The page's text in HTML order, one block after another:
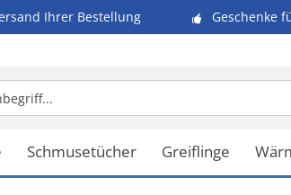
Ihrer Bestellung Geschenke
Schmusetücher Greiflinge